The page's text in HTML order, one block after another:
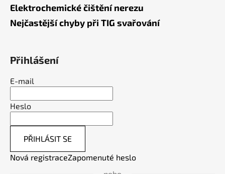
Elektrochemické čištění nerezu
Nejčastější chyby při TIG svařování
Přihlášení
E-mail
Heslo
PŘIHLÁSIT SE
Nová registraceZapomenuté heslo